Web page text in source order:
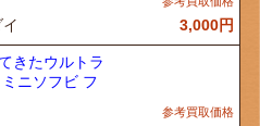
3,000円
きたウルトラ
ニソフビ フ